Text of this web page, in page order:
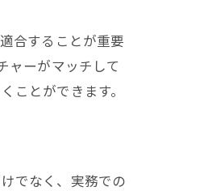
合することが重要
ャーがマッチして
ことができます。
でなく、実務での